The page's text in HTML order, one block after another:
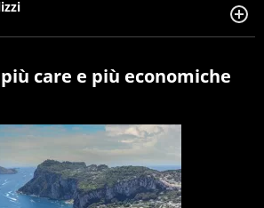
Da oltre dieci anni si occupa di
spettacolo e videogame.
care e più economiche